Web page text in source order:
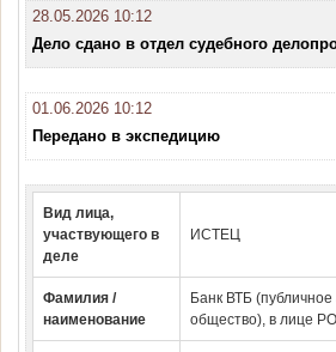
28.05.2026 10:12
Дело сдано в отдел судебного
01.06.2026 10:12
Передано в экспедицию
Вид лица,
участвующего в
деле
ИСТЕЦ
Фамилия /
наименование
Банк ВТБ
общество), в лице